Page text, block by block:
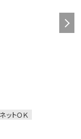
ットＯＫ